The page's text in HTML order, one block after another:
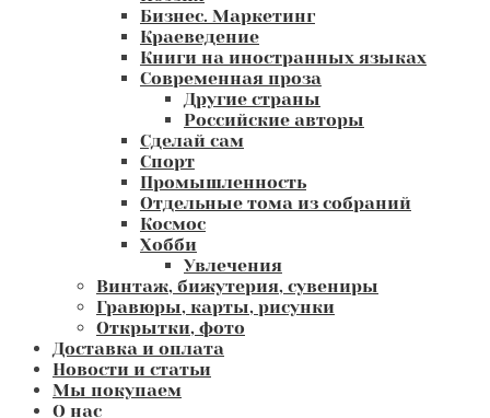
Бизнес. Маркетинг
Краеведение
Книги на иностранных языках
Современная проза
Другие страны
Российские авторы
Сделай сам
Спорт
Промышленность
Отдельные тома из собраний
Космос
Хобби
Увлечения
Винтаж, бижутерия, сувениры
Гравюры, карты, рисунки
Открытки, фото
Доставка и оплата
Новости и статьи
Мы покупаем
О нас